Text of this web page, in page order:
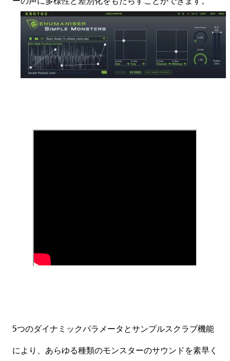
5つのダイナミックパラメータとサンプルスクラブ機能
により、あらゆる種類のモンスターのサウンドを素早く